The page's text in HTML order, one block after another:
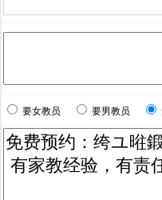
要女教员 要男教员